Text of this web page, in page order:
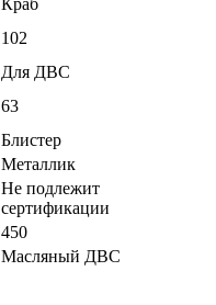
102
Для ДВС
63
Блистер
Металлик
Не подлежит
сертификации
450
Масляный ДВС